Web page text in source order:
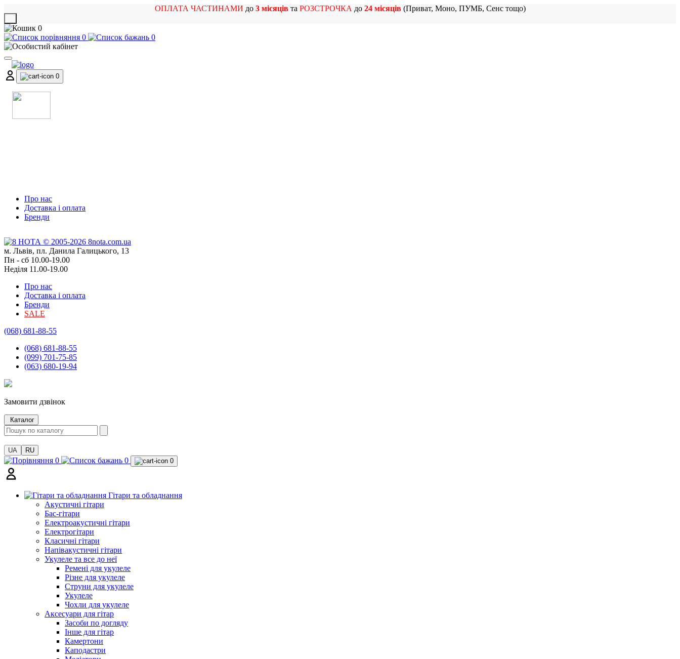
ОПЛАТА ЧАСТИНАМИ до 3 місяцівта РОЗСТРОЧКА до 24 місяців(Приват, Моно, ПУМБ, Сенс тощо)
0
0
0
0
Про нас
Доставка і оплата
Бренди
м. Львів, пл. Данила Галицького, 13
Пн - сб 10.00-19.00
Неділя 11.00-19.00
Про нас
Доставка і оплата
Бренди
SALE
(068) 681-88-55
(068) 681-88-55
(099) 701-75-85
(063) 680-19-94
Замовити дзвінок
Каталог
UA RU
0 0 0
Гітари та обладнання
Акустичні гітари
Бас-гітари
Електроакустичні гітари
Електрогітари
Класичні гітари
Напівакустичні гітари
Укулеле та все до неї
Ремені для укулеле
Різне для укулеле
Струни для укулеле
Укулеле
Чохли для укулеле
Аксесуари для гітар
Засоби по догляду
Інше для гітар
Камертони
Каподастри